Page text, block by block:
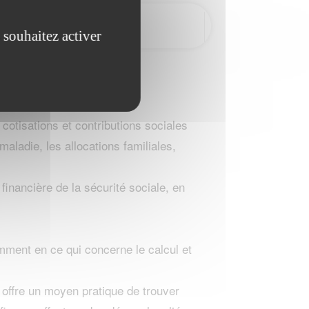
et contributions sociales
les allocations familiales,
de la sécurité sociale, en
en ce qui concerne le calcul et
un moyen pratique de trouver
activer